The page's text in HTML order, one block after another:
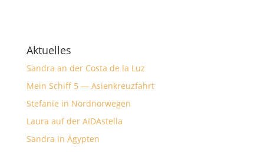
Aktuelles
Sandra an der Costa de la Luz
Mein Schiff 5 — Asienkreuzfahrt
Stefanie in Nordnorwegen
Laura auf der AIDAstella
Sandra in Ägypten